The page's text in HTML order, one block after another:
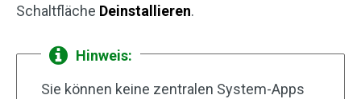
Schaltfläche Deinstallieren.
Hinweis:
Sie können keine zentralen System-Apps